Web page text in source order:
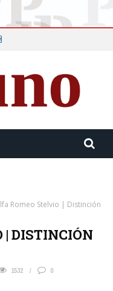
Romeo Stelvio | Distinción
| DISTINCIÓN
1532 0